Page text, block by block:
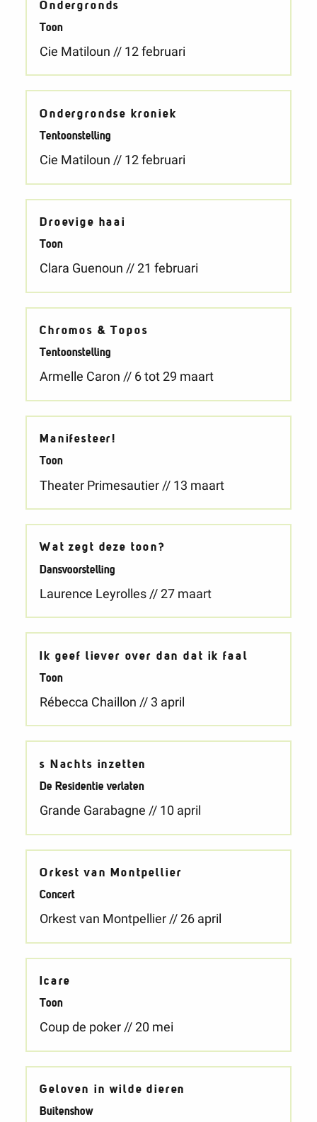
Ondergronds
Toon
Cie Matiloun // 12 februari
Ondergrondse kroniek
Tentoonstelling
Cie Matiloun // 12 februari
Droevige haai
Toon
Clara Guenoun // 21 februari
Chromos & Topos
Tentoonstelling
Armelle Caron // 6 tot 29 maart
Manifesteer!
Toon
Theater Primesautier // 13 maart
Wat zegt deze toon?
Dansvoorstelling
Laurence Leyrolles // 27 maart
Ik geef liever over dan dat ik faal
Toon
Rébecca Chaillon // 3 april
s Nachts inzetten
De Residentie verlaten
Grande Garabagne // 10 april
Orkest van Montpellier
Concert
Orkest van Montpellier // 26 april
Icare
Toon
Coup de poker // 20 mei
Geloven in wilde dieren
Buitenshow